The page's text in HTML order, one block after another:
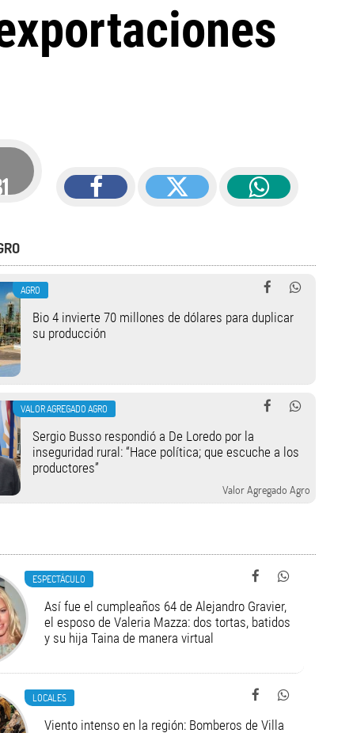
AGRO
Bio 4 invierte 70 millones de dólares para duplicar
su producción
VALOR AGREGADO AGRO
Sergio Busso respondió a De Loredo por la
inseguridad rural: “Hace política; que escuche a los
productores”
Valor Agregado Agro
ESPECTÁCULO
Así fue el cumpleaños 64 de Alejandro Gravier,
el esposo de Valeria Mazza: dos tortas, batidos
y su hija Taina de manera virtual
LOCALES
Viento intenso en la región: Bomberos de Villa